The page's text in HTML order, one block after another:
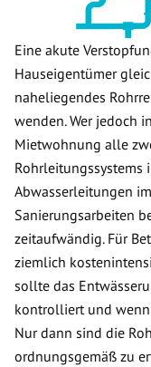
Eine akute
Hauseigentümer
naheliegendes
wenden. Wer jedoch
Mietwohnung alle
Rohrleitungssystems
Abwasserleitungen
Sanierungsarbeiten
zeitaufwändig. Für
ziemlich
sollte das
kontrolliert und
Nur dann sind die
ordnungsgemäß zu